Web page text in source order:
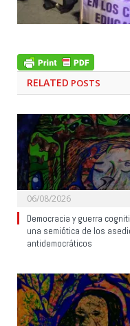
RELATED POSTS
06/08/2026
Democracia y guerra
una semiótica de los
antidemocráticos